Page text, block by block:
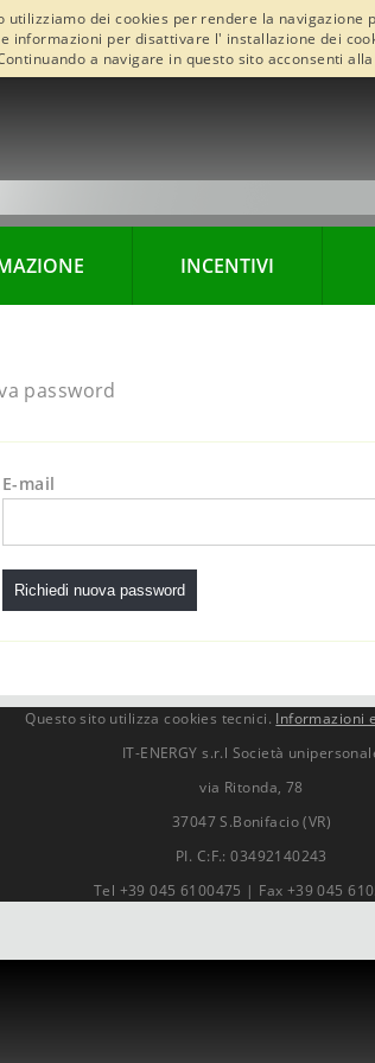
utilizziamo dei cookies per rendere la navigazione
informazioni per disattivare l' installazione dei
a navigare in questo sito acconsenti
INCENTIVI
password
E-mail
Questo sito utilizza cookies tecnici. Informazioni
IT-ENERGY s.r.l Società
via Ritonda, 78
37047 S.Bonifacio (VR)
PI. C:F.: 03492140243
Tel +39 045 6100475 | Fax +39 045